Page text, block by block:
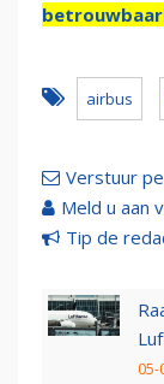
airbus
Verstuur
Meld u aan
Tip de
05-